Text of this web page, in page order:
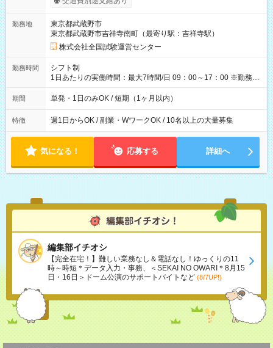
り！】 希望される場合、勤務から1週間ほどで給与の一部を受け
例】 ・河合塾模擬試験 8:30～17:30（休憩1時間） 時給1,300円
×8時間＝日収10,400円＋交通費 ※当日の役割により時給＋100
円の場合あり ・国家試験 7:00～13:30（休憩なし） 時給1,300
円（役割手当＋100円）×6時間＝日収8,400円＋交通費 【試用期
間】試用期間なし
勤務地
東京都武蔵野市
東京都武蔵野市吉祥寺南町（最寄り駅：吉祥寺駅）
株式会社全国試験運営センター
勤務時間
シフト制
1日あたりの実働時間：最大7時間/日 09：00～17：00 ※勤務時
間は 試験により異なります。
期間 単発・1日のみOK / 短期（1ヶ月以内）
特徴 週1日からOK / 副業・WワークOK / 10名以上の大量募集
気になる！ 応募する 詳細へ
編集部イチオシ
【完全在宅！】難しい業務なし＆電話なし！ゆっくりの11
時～時短＊データ入力・事務、＜SEKAI NO OWARI＊8月15
日・16日＞ドーム公演のサポートバイトなど (8/7UP!)